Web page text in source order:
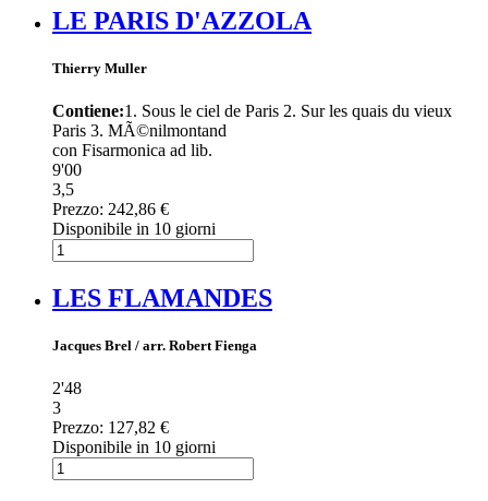
LE PARIS D'AZZOLA
Thierry Muller
Contiene:1. Sous le ciel de Paris 2. Sur les quais du vieux
Paris 3. MÃ©nilmontand
con Fisarmonica ad lib.
9'00
3,5
Prezzo: 242,86 €
Disponibile in 10 giorni
LES FLAMANDES
Jacques Brel / arr. Robert Fienga
2'48
3
Prezzo: 127,82 €
Disponibile in 10 giorni